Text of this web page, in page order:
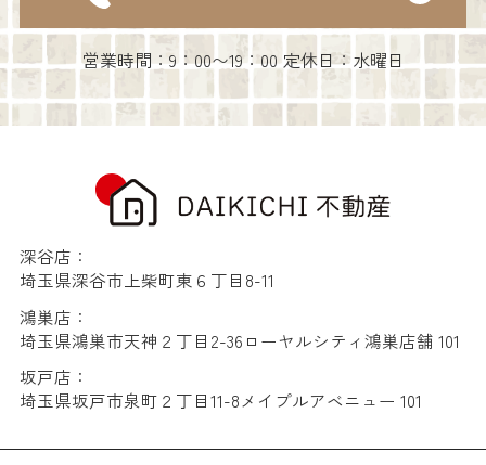
営業時間：9：00〜19：00 定休日：水曜日
深谷店：
埼玉県深谷市上柴町東６丁目8-11
鴻巣店：
埼玉県鴻巣市天神２丁目2-36ローヤルシティ鴻巣店舗 101
坂戸店：
埼玉県坂戸市泉町２丁目11-8メイプルアベニュー 101